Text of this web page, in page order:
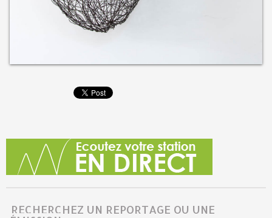
RECHERCHEZ UN REPORTAGE OU UNE